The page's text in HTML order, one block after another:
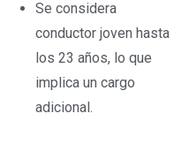
Se considera
conductor joven hasta
los 23 años, lo que
implica un cargo
adicional.